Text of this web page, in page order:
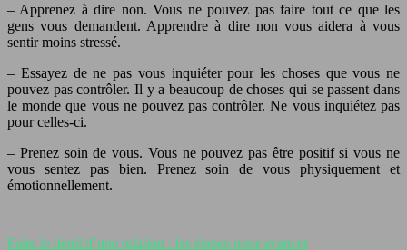
– Apprenez à dire non. Vous ne pouvez pas faire tout ce que les
gens vous demandent. Apprendre à dire non vous aidera à vous
sentir moins stressé.
– Essayez de ne pas vous inquiéter pour les choses que vous ne
pouvez pas contrôler. Il y a beaucoup de choses qui se passent dans
le monde que vous ne pouvez pas contrôler. Ne vous inquiétez pas
pour celles-ci.
– Prenez soin de vous. Vous ne pouvez pas être positif si vous ne
vous sentez pas bien. Prenez soin de vous physiquement et
émotionnellement.
Faire le deuil d’une relation : les étapes pour avancer